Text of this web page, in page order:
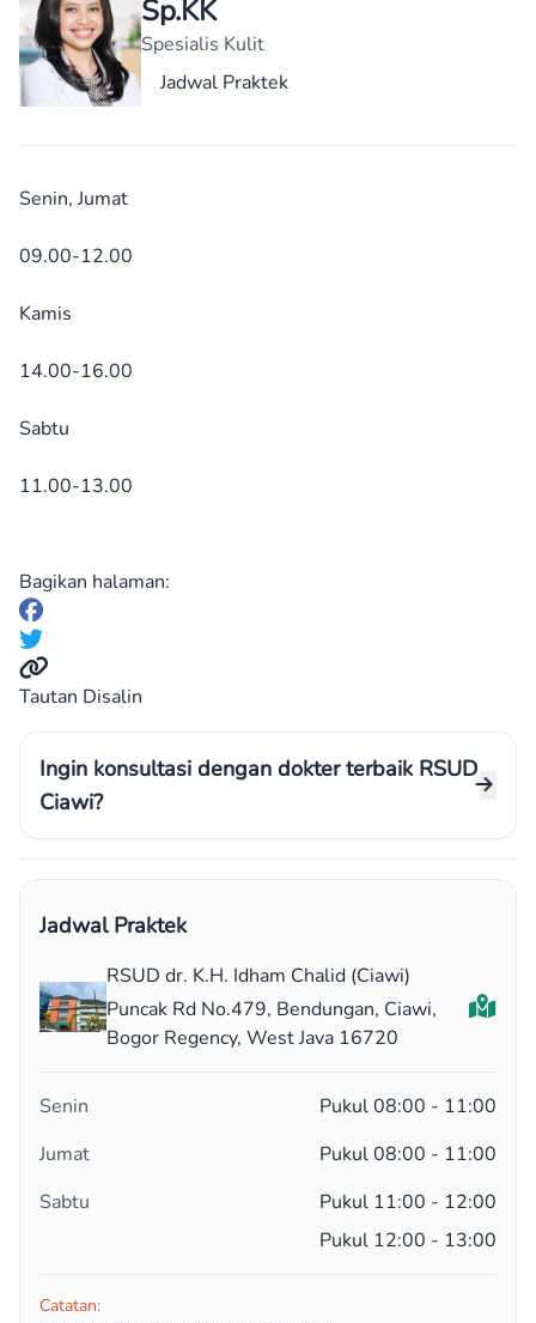
Sp.KK
Spesialis Kulit
Jadwal Praktek
Senin, Jumat
09.00-12.00
Kamis
14.00-16.00
Sabtu
11.00-13.00
Bagikan halaman:
Tautan Disalin
Ingin konsultasi dengan dokter terbaik RSUD
Ciawi?
Jadwal Praktek
RSUD dr. K.H. Idham Chalid (Ciawi)
Puncak Rd No.479, Bendungan, Ciawi,
Bogor Regency, West Java 16720
Senin
Pukul 08:00 - 11:00
Jumat
Pukul 08:00 - 11:00
Sabtu
Pukul 11:00 - 12:00
Pukul 12:00 - 13:00
Catatan: